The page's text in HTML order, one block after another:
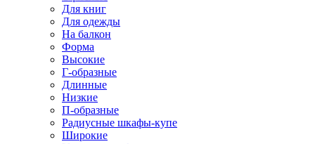
Для книг
Для одежды
На балкон
Форма
Высокие
Г-образные
Длинные
Низкие
П-образные
Радиусные шкафы-купе
Широкие